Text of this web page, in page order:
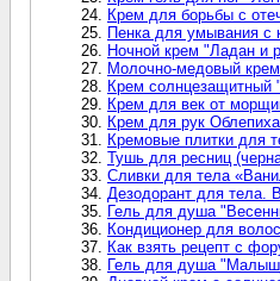
Крем для борьбы с
Пенка для умывания с
Ночной крем "Ладан и
Молочно-медовый
Крем солнцезащитный
Крем для век от
Крем для рук
Кремовые плитки для
Тушь для ресниц
Сливки для тела
Дезодорант для тела.
Гель для душа
Кондиционер для
Как взять рецепт с
Гель для душа